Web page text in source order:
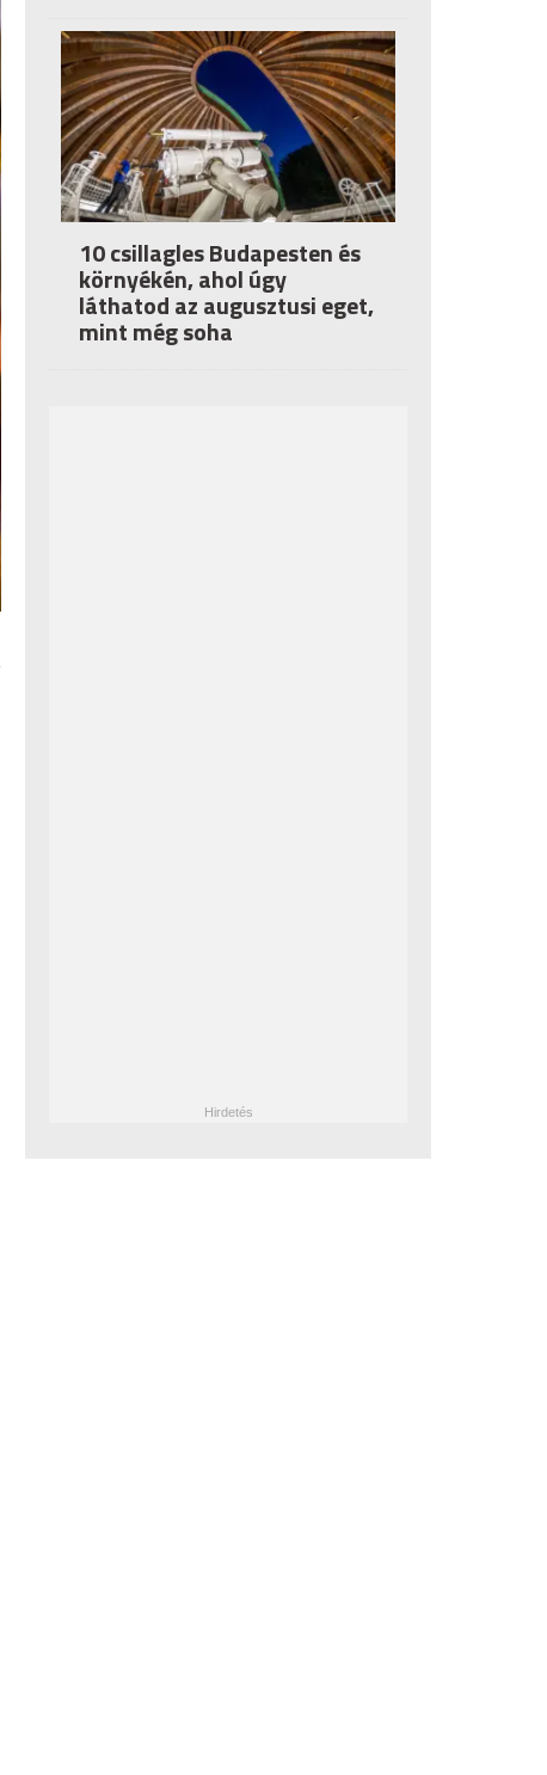
10 csillagles Budapesten és
környékén, ahol úgy
láthatod az augusztusi eget,
mint még soha